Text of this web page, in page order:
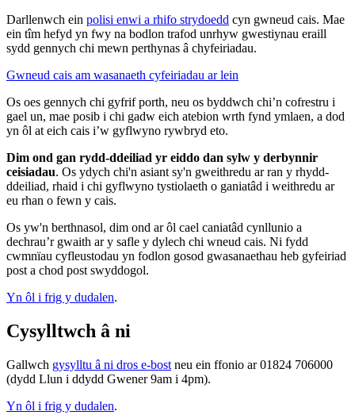
Darllenwch ein polisi enwi a rhifo strydoedd cyn gwneud cais. Mae
ein tîm hefyd yn fwy na bodlon trafod unrhyw gwestiynau eraill
sydd gennych chi mewn perthynas â chyfeiriadau.
Gwneud cais am wasanaeth cyfeiriadau ar lein
Os oes gennych chi gyfrif porth, neu os byddwch chi’n cofrestru i
gael un, mae posib i chi gadw eich atebion wrth fynd ymlaen, a dod
yn ôl at eich cais i’w gyflwyno rywbryd eto.
Dim ond gan rydd-ddeiliad yr eiddo dan sylw y derbynnir
ceisiadau. Os ydych chi'n asiant sy'n gweithredu ar ran y rhydd-
ddeiliad, rhaid i chi gyflwyno tystiolaeth o ganiatâd i weithredu ar
eu rhan o fewn y cais.
Os yw'n berthnasol, dim ond ar ôl cael caniatâd cynllunio a
dechrau’r gwaith ar y safle y dylech chi wneud cais. Ni fydd
cwmnïau cyfleustodau yn fodlon gosod gwasanaethau heb gyfeiriad
post a chod post swyddogol.
Yn ôl i frig y dudalen.
Cysylltwch â ni
Gallwch gysylltu â ni dros e-bost neu ein ffonio ar 01824 706000
(dydd Llun i ddydd Gwener 9am i 4pm).
Yn ôl i frig y dudalen.